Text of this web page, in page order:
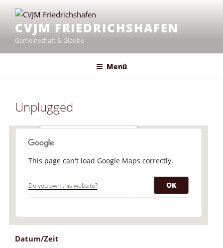
Inhalt
springenCVJM FRIEDRICHSHAFEN
Gemeinschaft & Glaube
Menü
Unplugged
Erlöserkirche
Lilienstraße 15 - Friedrichshafen
This page can't load Google Maps correctly.
Do you own this website? OK
Datum/Zeit